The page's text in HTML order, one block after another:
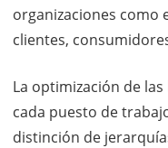
organizaciones como
clientes,
La optimización de
cada puesto de
distinción de